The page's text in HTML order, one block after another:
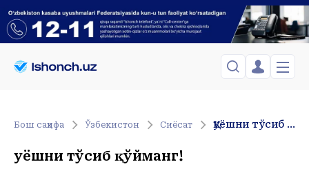
ЎЗБЕКИСТОН
Менинг саҳифам
СақланганларToshkent Shahar
Бош саҳифа Ўзбекистон Сиёсат Қуёшни тўсиб қўйманг!
Қуёшни тўсиб қўйманг!